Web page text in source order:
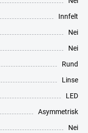
Innfelt
Nei
Nei
Rund
Linse
LED
Asymmetrisk
Nei